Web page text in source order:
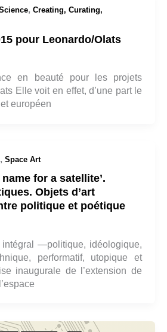
, Creating, Curating,
pour Leonardo/Olats
en beauté pour les projets
Elle voit en effet, d’une part le
européen
, Space Art
name for a satellite’.
Objets d’art
politique et poétique
—politique, idéologique,
performatif, utopique et
inaugurale de l’extension de